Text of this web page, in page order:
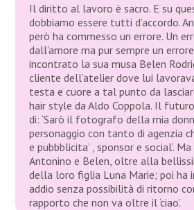
Il diritto al lavoro è sacro. E su
dobbiamo essere tutti d’accordo.
però ha commesso un errore. Un
dall’amore ma pur sempre un
incontrato la sua musa Belen
cliente dell’atelier dove lui
testa e cuore a tal punto da
hair style da Aldo Coppola. Il
di: ‘Sarò il fotografo della mia
personaggio con tanto di agenzia
e pubbblicita’ , sponsor e social’.
Antonino e Belen, oltre alla
della loro figlia Luna Marie; poi ha
addio senza possibilità di ritorno
rapporto che non va oltre il ‘ciao’.